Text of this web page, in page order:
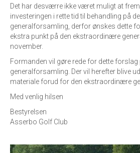
Det har desværre ikke været muligt at
investeringen i rette tid til behandling på
generalforsamling, derfor ønskes dette
ekstra punkt på den ekstraordinære
november.
Formanden vil gøre rede for dette
generalforsamling. Der vil herefter blive
materiale forud for den ekstraordinære
Med venlig hilsen
Bestyrelsen
Asserbo Golf Club